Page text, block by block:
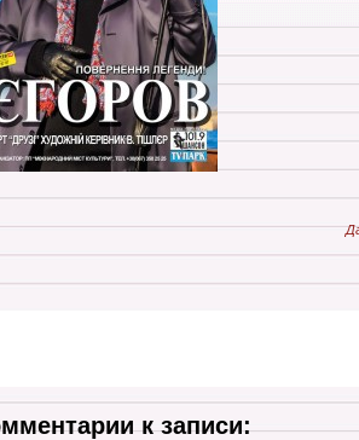
к записи: